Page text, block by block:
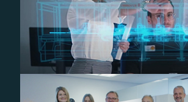
HEITEC